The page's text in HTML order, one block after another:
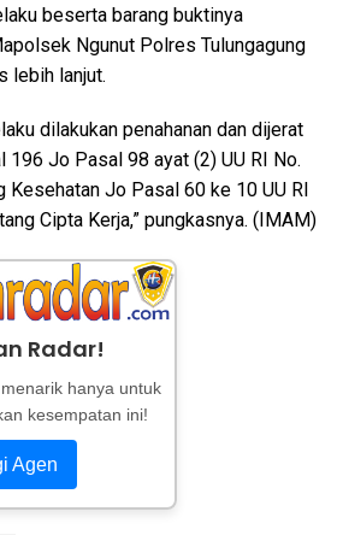
beserta barang buktinya
Ngunut Polres Tulungagung
lebih lanjut.
dilakukan penahanan dan dijerat
196 Jo Pasal 98 ayat (2) UU RI No.
Kesehatan Jo Pasal 60 ke 10 UU RI
Cipta Kerja,” pungkasnya. (IMAM)
Radar!
hanya untuk
kesempatan ini!
Agen